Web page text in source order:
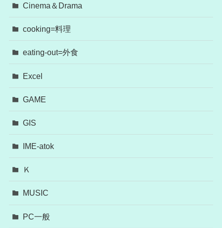
Cinema＆Drama
cooking=料理
eating-out=外食
Excel
GAME
GIS
IME-atok
Ｋ
MUSIC
PC一般